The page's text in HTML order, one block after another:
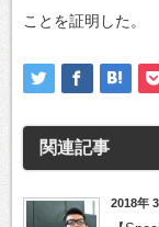
ことを証明した。
関連記事
2018年